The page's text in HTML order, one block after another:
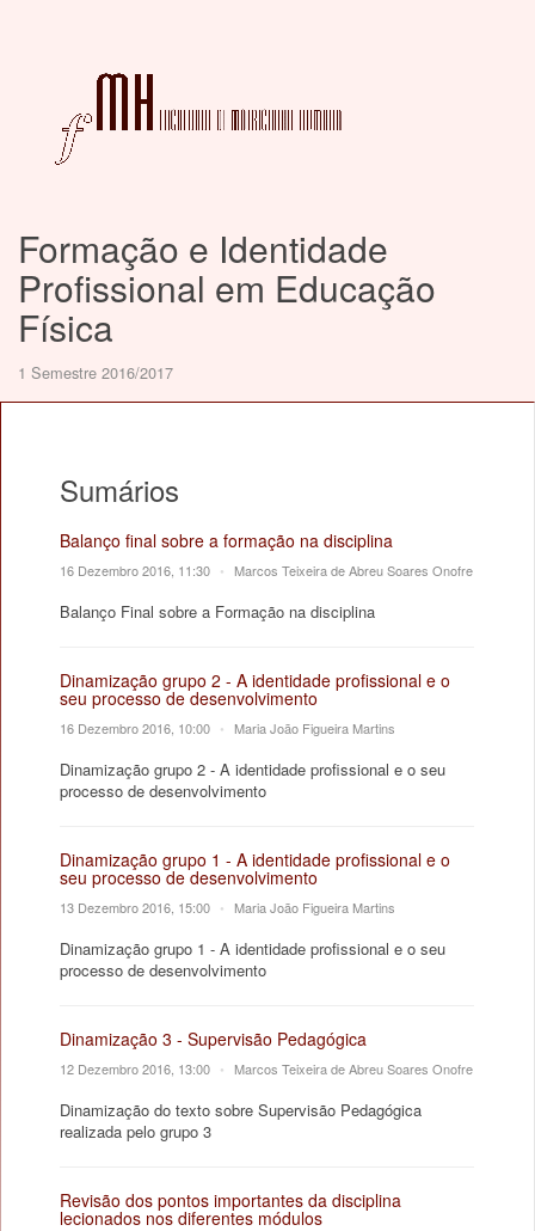
Formação e Identidade
Profissional em Educação
Física
1 Semestre 2016/2017
Sumários
Balanço final sobre a formação na disciplina
16 Dezembro 2016, 11:30 • Marcos Teixeira de Abreu Soares Onofre
Balanço Final sobre a Formação na disciplina
Dinamização grupo 2 - A identidade profissional e o
seu processo de desenvolvimento
16 Dezembro 2016, 10:00 • Maria João Figueira Martins
Dinamização grupo 2 - A identidade profissional e o seu
processo de desenvolvimento
Dinamização grupo 1 - A identidade profissional e o
seu processo de desenvolvimento
13 Dezembro 2016, 15:00 • Maria João Figueira Martins
Dinamização grupo 1 - A identidade profissional e o seu
processo de desenvolvimento
Dinamização 3 - Supervisão Pedagógica
12 Dezembro 2016, 13:00 • Marcos Teixeira de Abreu Soares Onofre
Dinamização do texto sobre Supervisão Pedagógica
realizada pelo grupo 3
Revisão dos pontos importantes da disciplina
lecionados nos diferentes módulos